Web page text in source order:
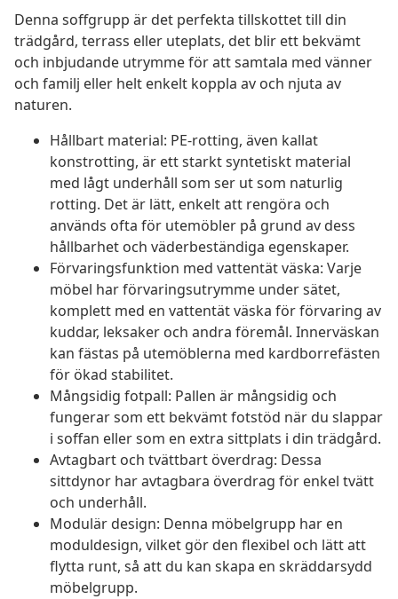
Denna soffgrupp är det perfekta tillskottet till din
trädgård, terrass eller uteplats, det blir ett bekvämt
och inbjudande utrymme för att samtala med vänner
och familj eller helt enkelt koppla av och njuta av
naturen.
Hållbart material: PE-rotting, även kallat
konstrotting, är ett starkt syntetiskt material
med lågt underhåll som ser ut som naturlig
rotting. Det är lätt, enkelt att rengöra och
används ofta för utemöbler på grund av dess
hållbarhet och väderbeständiga egenskaper.
Förvaringsfunktion med vattentät väska: Varje
möbel har förvaringsutrymme under sätet,
komplett med en vattentät väska för förvaring av
kuddar, leksaker och andra föremål. Innerväskan
kan fästas på utemöblerna med kardborrefästen
för ökad stabilitet.
Mångsidig fotpall: Pallen är mångsidig och
fungerar som ett bekvämt fotstöd när du slappar
i soffan eller som en extra sittplats i din trädgård.
Avtagbart och tvättbart överdrag: Dessa
sittdynor har avtagbara överdrag för enkel tvätt
och underhåll.
Modulär design: Denna möbelgrupp har en
moduldesign, vilket gör den flexibel och lätt att
flytta runt, så att du kan skapa en skräddarsydd
möbelgrupp.